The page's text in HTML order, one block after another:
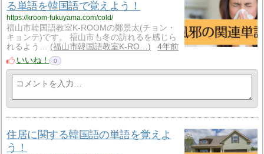
る単語を韓国語で覚えよう！
https://kroom-fukuyama.com/cold/
福山市韓国語教室K-ROOMの鄭景太(チョン・
キョンテ)です。 福山市も冬の訪れるを感じら
れるよう…
福山市韓国語教室K-RO…
4年前
いいね！
0
住居に関する韓国語の単語を覚えよ
う！